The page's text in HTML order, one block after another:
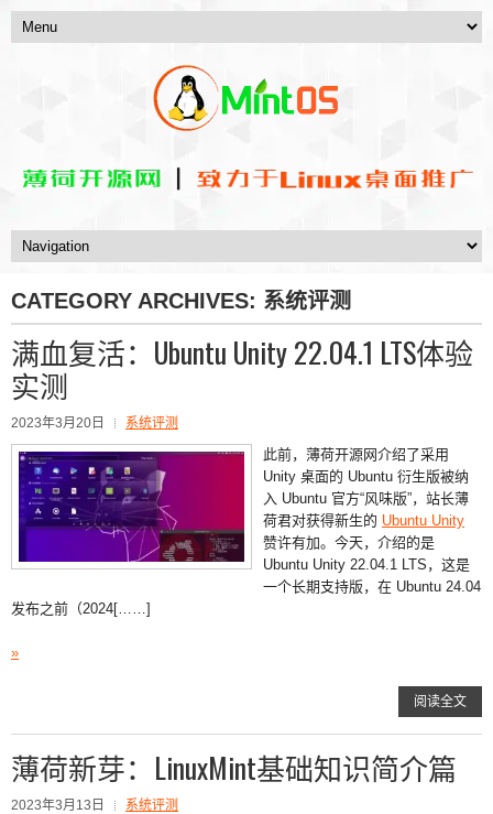
CATEGORY ARCHIVES: 系统评测
满血复活：Ubuntu Unity 22.04.1 LTS体验
实测
2023年3月20日 系统评测
此前，薄荷开源网介绍了采用
Unity 桌面的 Ubuntu 衍生版被纳
入 Ubuntu 官方“风味版”，站长薄
荷君对获得新生的 Ubuntu Unity
赞许有加。今天，介绍的是
Ubuntu Unity 22.04.1 LTS，这是
一个长期支持版，在 Ubuntu 24.04
发布之前（2024[……]
»
阅读全文
薄荷新芽：LinuxMint基础知识简介篇
2023年3月13日 系统评测